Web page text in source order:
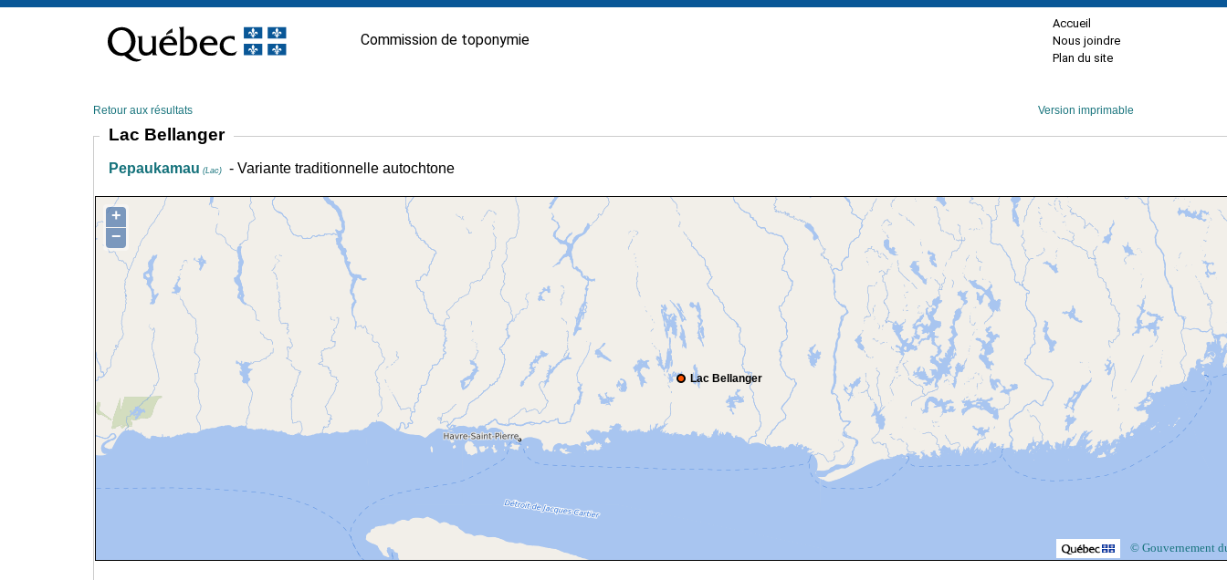
contenu
Commission de toponymie
Accueil
Nous joindre
Plan du site
Retour aux résultats Version imprimable
Lac Bellanger
Pepaukamau (Lac) - Variante traditionnelle autochtone
Lac Bellanger
+
−
© Gouvernement